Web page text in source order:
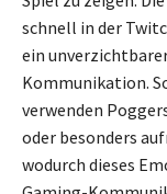
schnell in der
ein
Kommunikation.
verwenden
oder besonders
wodurch dieses